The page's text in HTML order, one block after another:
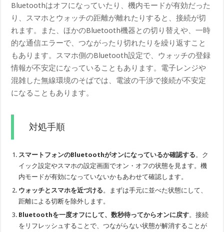
Bluetoothはオフになっていたり、機内モードが有効だった
り、スマホとウォッチの距離が離れたりすると、接続が切
れます。また、ほかのBluetooth機器との切り替えや、一時
的な通信エラーで、つながったり切れたりを繰り返すこと
もあります。スマホ側のBluetooth設定で、ウォッチの登録
情報が不安定になっていることもあります。電子レンジや
混雑した無線環境のそばでは、電波の干渉で接続が不安定
になることもあります。
対処手順
スマートフォンのBluetoothがオンになっているか確認する 。ク
イック設定やスマホの設定画面でオン・オフの状態を見ます。機
内モードが有効になっていないかもあわせて確認します。
ウォッチとスマホを近づける 。まずは手元に並べた状態にして、
距離による切断を除外します。
Bluetoothを一度オフにして、数秒待ってからオンに戻す。接続
をリフレッシュすることで、つながらない状態が解消することが